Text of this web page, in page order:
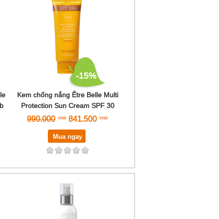
-15%
Kem chống nắng Être Belle Multi
Protection Sun Cream SPF 30
990.000 841.500
Mua ngay